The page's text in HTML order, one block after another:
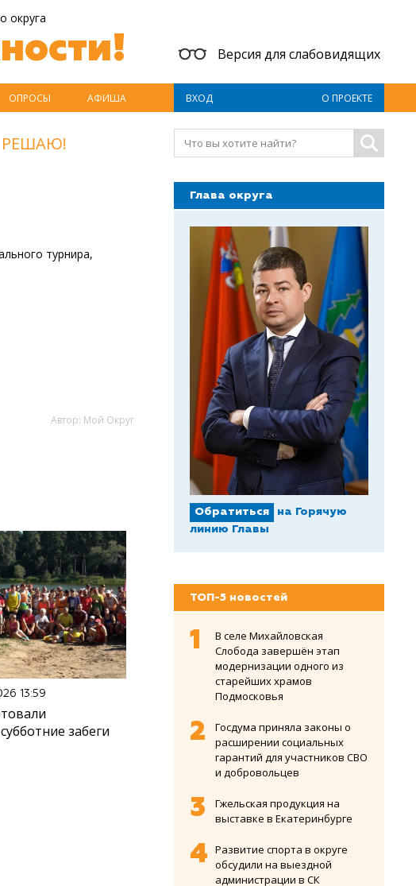
округа
Версия для слабовидящих
ОПРОСЫ АФИША ВХОД О ПРОЕКТЕ
РЕШАЮ!
турнира,
Автор: Мой Округ
13:59
забеги
Глава округа
Обратиться
на Горячую
линию Главы
ТОП-5 новостей
В селе Михайловская
Слобода завершён этап
модернизации одного из
старейших храмов
Подмосковья
Госдума приняла законы о
расширении социальных
гарантий для участников СВО
и добровольцев
Гжельская продукция на
выставке в Екатеринбурге
Развитие спорта в округе
обсудили на выездной
администрации в СК